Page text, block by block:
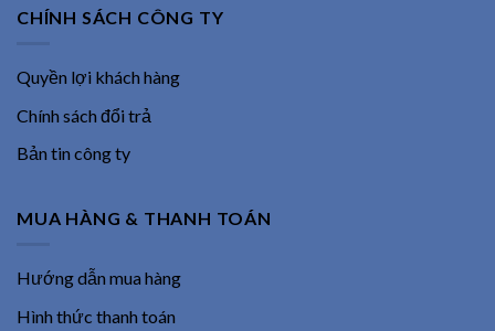
CHÍNH SÁCH CÔNG TY
Quyền lợi khách hàng
Chính sách đổi trả
Bản tin công ty
MUA HÀNG & THANH TOÁN
Hướng dẫn mua hàng
Hình thức thanh toán